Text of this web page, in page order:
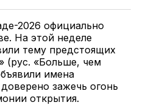
2026 официально
На этой неделе
тему предстоящих
(рус. «Больше, чем
имена
зажечь огонь
открытия.